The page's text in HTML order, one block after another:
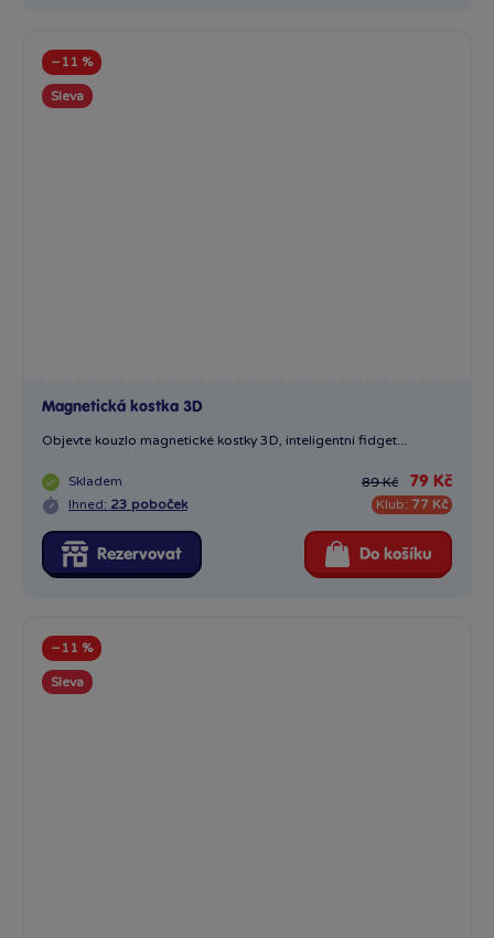
−11 %
Sleva
Magnetická kostka 3D
Objevte kouzlo magnetické kostky 3D, inteligentní fidget...
Skladem
Ihned: 23 poboček
89 Kč 79 Kč
Klub: 77 Kč
Rezervovat Do košíku
−11 %
Sleva